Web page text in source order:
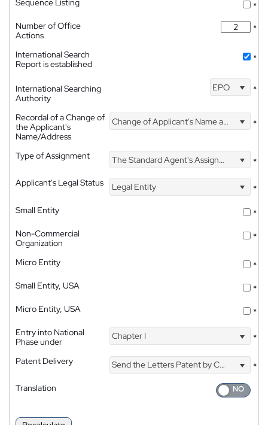
Sequence Listing
*
Number of Office
Actions
*
International Search
Report is established
*
International Searching
Authority
EPO *
Recordal of a Change of
the Applicant's
Name/Address
Change of Applicant's Name and Address *
Type of Assignment The Standard Agent's Assignment
*
Applicant's Legal Status
Legal Entity
*
Small Entity
*
Non-Commercial
Organization
*
Micro Entity
*
Small Entity, USA
*
Micro Entity, USA
*
Entry into National
Phase under
Chapter I *
Patent Delivery Send the Letters Patent by Courier
*
Translation